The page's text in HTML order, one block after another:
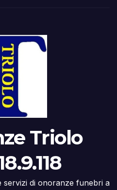
Triolo
servizi di onoranze funebri a